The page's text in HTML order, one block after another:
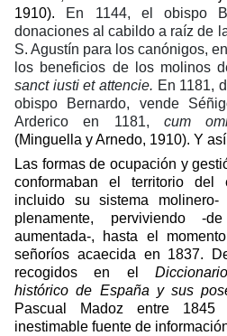
1910).
En 1144, el obispo
donaciones al cabildo a raíz de
S. Agustín para los canónigos,
los beneficios de los molinos
sanct iusti et attencie. En 1181,
obispo Bernardo, vende
Arderico en 1181, cum
(Minguella y Arnedo, 1910). Y
Las formas de ocupación y
conformaban el territorio del
incluido su sistema
plenamente, perviviendo -
aumentada-, hasta el
señoríos acaecida en 1837.
recogidos en el
histórico de España y sus
Pascual Madoz entre
inestimable fuente de